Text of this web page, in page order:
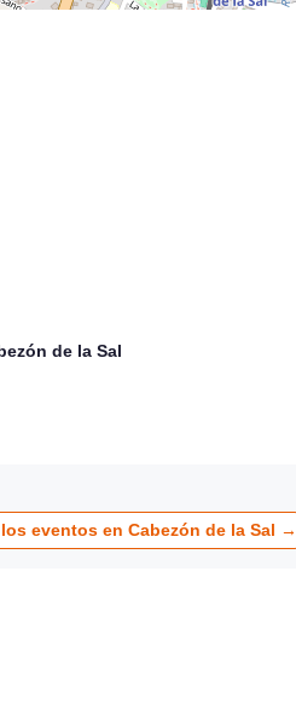
de la Sal
eventos en Cabezón de la Sal →